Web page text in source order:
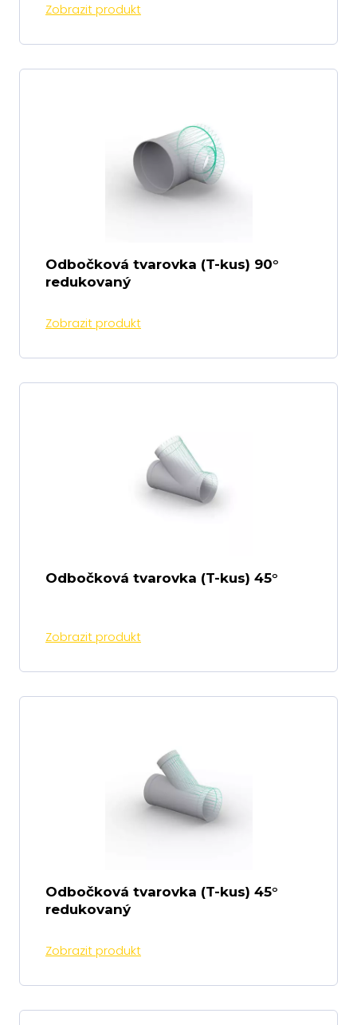
Zobrazit produkt
Odbočková tvarovka (T-kus) 90°
redukovaný
Zobrazit produkt
Odbočková tvarovka (T-kus) 45°
Zobrazit produkt
Odbočková tvarovka (T-kus) 45°
redukovaný
Zobrazit produkt